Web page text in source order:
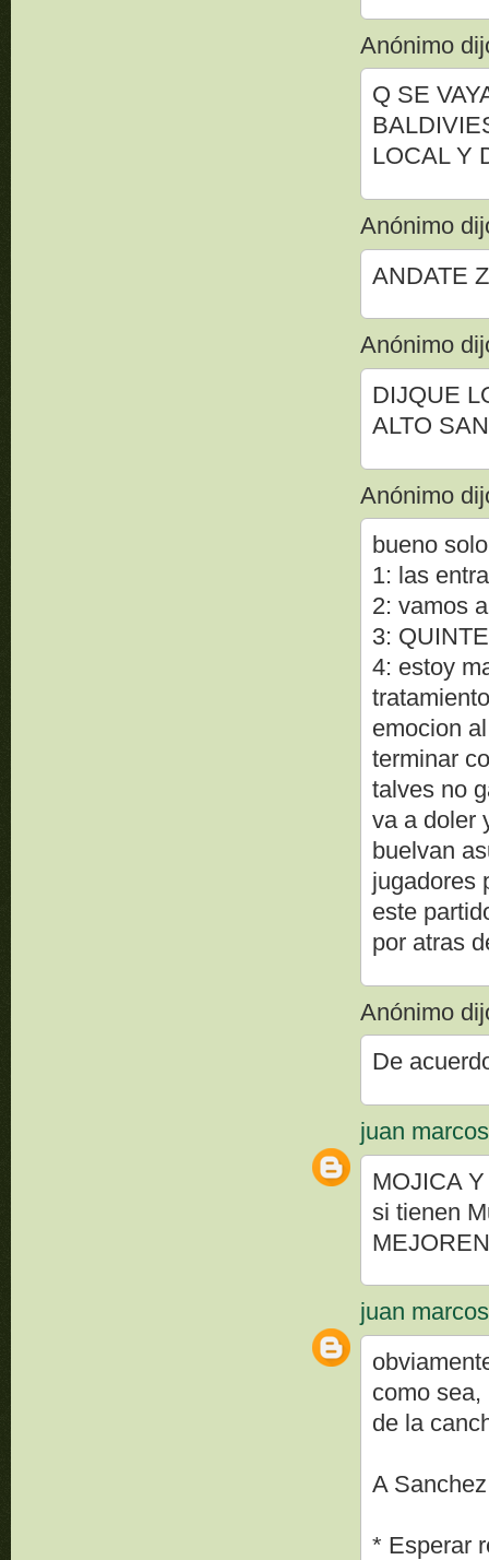
Anónimo
Q SE
LOCAL Y
Anónimo
ANDATE
Anónimo
DIJQUE
ALTO
Anónimo
bueno
1: las
2: vamos
3:
4: estoy
emocion
terminar
talves no
va a doler
buelvan
jugadores
este
por atras
Anónimo
De
juan marcos
MOJICA
si tienen
juan marcos
como
de la
A
* Esperar